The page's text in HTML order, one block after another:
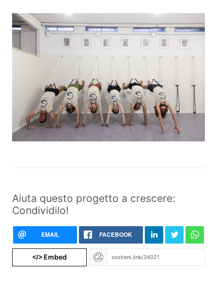
Aiuta questo progetto a crescere:
Condividilo!
EMAIL FACEBOOK
</>Embed